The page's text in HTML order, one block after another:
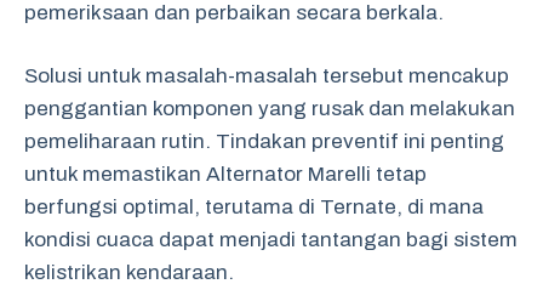
pemeriksaan dan perbaikan secara berkala.
Solusi untuk masalah-masalah tersebut mencakup
penggantian komponen yang rusak dan melakukan
pemeliharaan rutin. Tindakan preventif ini penting
untuk memastikan Alternator Marelli tetap
berfungsi optimal, terutama di Ternate, di mana
kondisi cuaca dapat menjadi tantangan bagi sistem
kelistrikan kendaraan.